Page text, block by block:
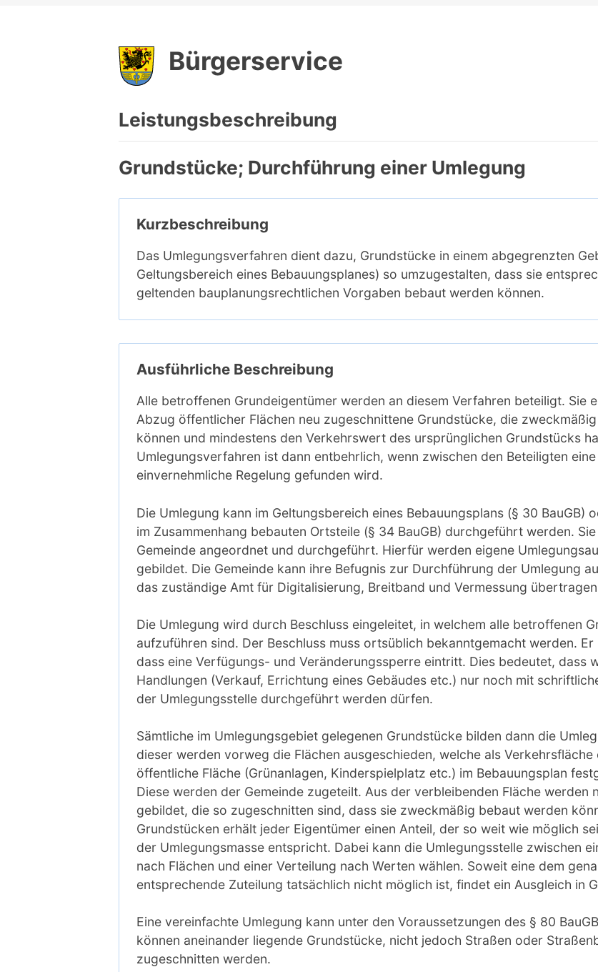
Bürgerservice
Leistungsbeschreibung
Grundstücke; Durchführung einer Umlegung
Kurzbeschreibung
Das Umlegungsverfahren dient dazu, Grundstücke in einem abgegrenzten
Geltungsbereich eines Bebauungsplanes) so umzugestalten, dass sie
geltenden bauplanungsrechtlichen Vorgaben bebaut werden können.
Ausführliche Beschreibung
Alle betroffenen Grundeigentümer werden an diesem Verfahren beteiligt. Sie
Abzug öffentlicher Flächen neu zugeschnittene Grundstücke, die
können und mindestens den Verkehrswert des ursprünglichen Grundstücks
Umlegungsverfahren ist dann entbehrlich, wenn zwischen den Beteiligten
einvernehmliche Regelung gefunden wird.
Die Umlegung kann im Geltungsbereich eines Bebauungsplans (§ 30 BauGB)
im Zusammenhang bebauten Ortsteile (§ 34 BauGB) durchgeführt werden.
Gemeinde angeordnet und durchgeführt. Hierfür werden eigene
gebildet. Die Gemeinde kann ihre Befugnis zur Durchführung der Umlegung
das zuständige Amt für Digitalisierung, Breitband und Vermessung
Die Umlegung wird durch Beschluss eingeleitet, in welchem alle betroffenen
aufzuführen sind. Der Beschluss muss ortsüblich bekanntgemacht werden. Er
dass eine Verfügungs- und Veränderungssperre eintritt. Dies bedeutet, dass
Handlungen (Verkauf, Errichtung eines Gebäudes etc.) nur noch mit
der Umlegungsstelle durchgeführt werden dürfen.
Sämtliche im Umlegungsgebiet gelegenen Grundstücke bilden dann die
dieser werden vorweg die Flächen ausgeschieden, welche als
öffentliche Fläche (Grünanlagen, Kinderspielplatz etc.) im Bebauungsplan
Diese werden der Gemeinde zugeteilt. Aus der verbleibenden Fläche werden
gebildet, die so zugeschnitten sind, dass sie zweckmäßig bebaut werden
Grundstücken erhält jeder Eigentümer einen Anteil, der so weit wie möglich
der Umlegungsmasse entspricht. Dabei kann die Umlegungsstelle zwischen
nach Flächen und einer Verteilung nach Werten wählen. Soweit eine dem
entsprechende Zuteilung tatsächlich nicht möglich ist, findet ein Ausgleich in
Eine vereinfachte Umlegung kann unter den Voraussetzungen des § 80
können aneinander liegende Grundstücke, nicht jedoch Straßen oder
zugeschnitten werden.